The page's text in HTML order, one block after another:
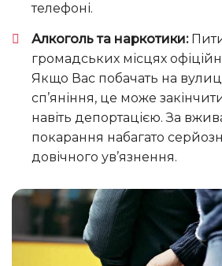
телефоні.
Алкоголь та наркотики:
громадських місцях
Якщо Вас побачать на
сп’яніння, це може
навіть депортацією. За
покарання набагато
довічного ув’язнення.